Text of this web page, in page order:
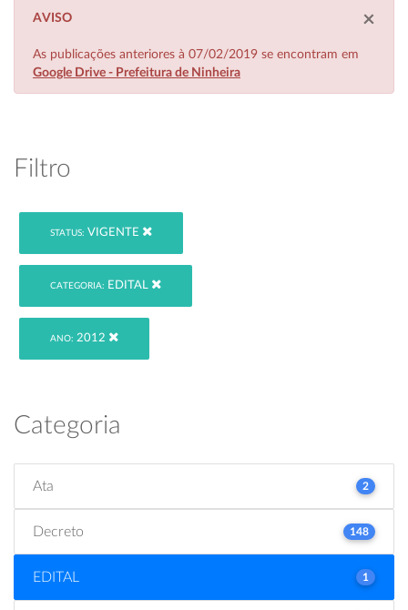
×
AVISO
As publicações anteriores à 07/02/2019 se encontram em
Google Drive - Prefeitura de Ninheira
Filtro
STATUS: VIGENTE
CATEGORIA: EDITAL
ANO: 2012
Categoria
Ata 2
Decreto 148
EDITAL 1